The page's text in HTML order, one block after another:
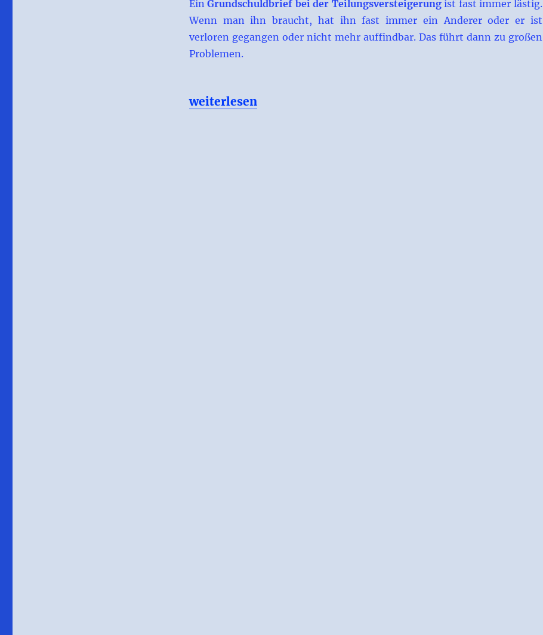
EinGrundschuldbrief bei der Teilungsversteigerungist fast immer lästig.
Wenn man ihn braucht, hat ihn fast immer ein Anderer oder er ist
verloren gegangen oder nicht mehr auffindbar. Das führt dann zu großen
Problemen.
„Grundschuldbrief bei der Teilungsversteigerung“
weiterlesen